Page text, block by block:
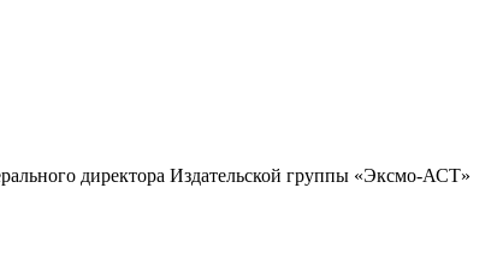
директора Издательской группы «Эксмо-АСТ»